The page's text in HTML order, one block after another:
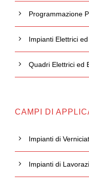
Programmazione
Impianti Elettrici
Quadri Elettrici ed
CAMPI DI
Impianti di
Impianti di